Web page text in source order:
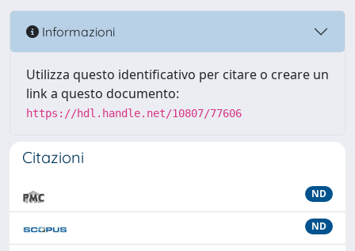
Informazioni
Utilizza questo identificativo per citare o creare un
link a questo documento:
https://hdl.handle.net/10807/77606
Citazioni
ND
ND